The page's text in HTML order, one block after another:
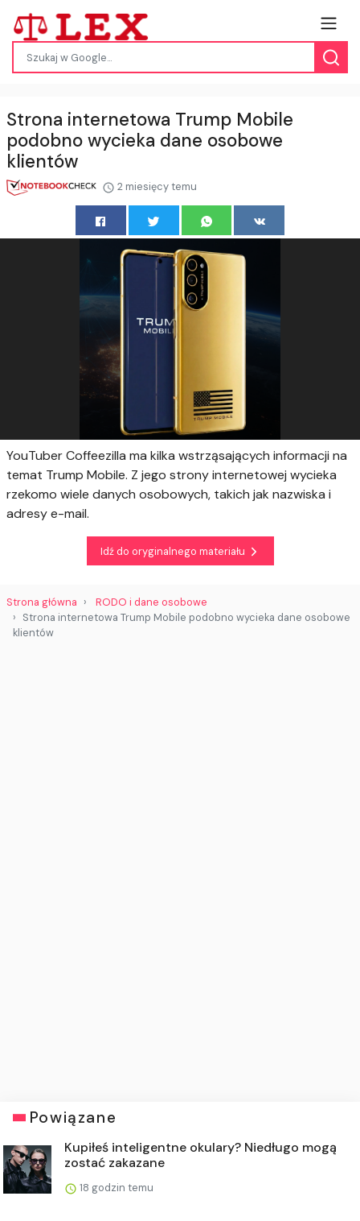
Strona internetowa Trump Mobile
podobno wycieka dane osobowe
klientów
2 miesięcy temu
YouTuber Coffeezilla ma kilka wstrząsających informacji na
temat Trump Mobile. Z jego strony internetowej wycieka
rzekomo wiele danych osobowych, takich jak nazwiska i
adresy e-mail.
Idź do oryginalnego materiału
Strona główna
RODO i dane osobowe
Strona internetowa Trump Mobile podobno wycieka dane osobowe
klientów
Powiązane
Kupiłeś inteligentne okulary? Niedługo mogą
zostać zakazane
18 godzin temu